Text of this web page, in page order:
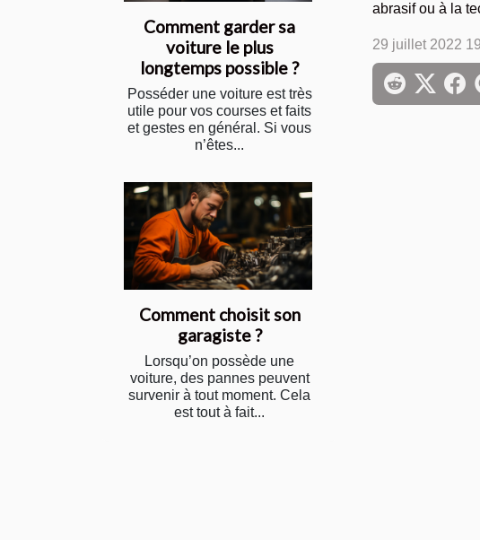
Comment garder sa
voiture le plus
longtemps possible ?
Posséder une voiture est très
utile pour vos courses et faits
et gestes en général. Si vous
n’êtes...
Comment choisit son
garagiste ?
Lorsqu’on possède une
voiture, des pannes peuvent
survenir à tout moment. Cela
est tout à fait...
abrasif ou à la
29 juillet 2022